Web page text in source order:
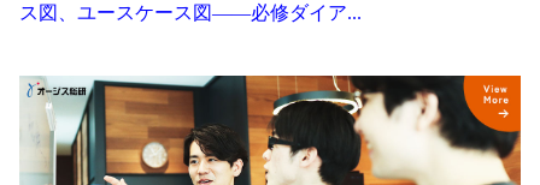
ス図、ユースケース図——必修ダイア...